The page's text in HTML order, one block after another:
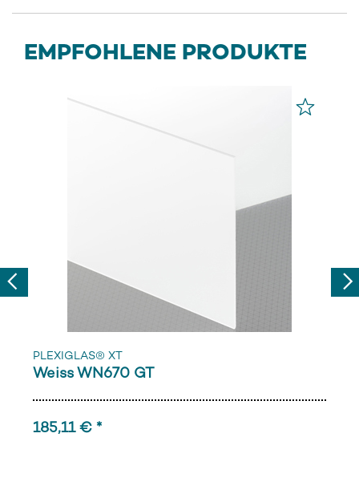
EMPFOHLENE PRODUKTE
PLEXIGLAS® XT
Weiss WN670 GT
185,11 € *